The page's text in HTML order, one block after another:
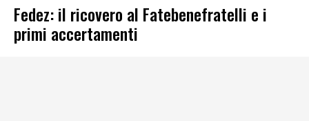
Fedez: il ricovero al Fatebenefratelli e i
primi accertamenti